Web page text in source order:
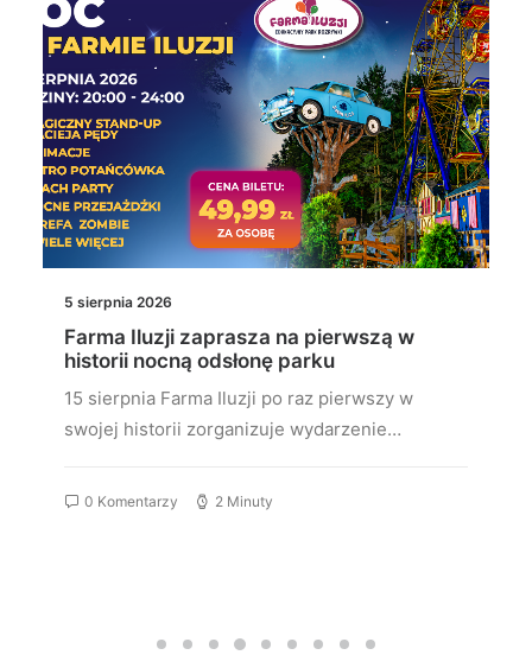
5 sierpnia 2026
Farma Iluzji zaprasza na pierwszą w
historii nocną odsłonę parku
15 sierpnia Farma Iluzji po raz pierwszy w
swojej historii zorganizuje wydarzenie…
0 Komentarzy 2 Minuty